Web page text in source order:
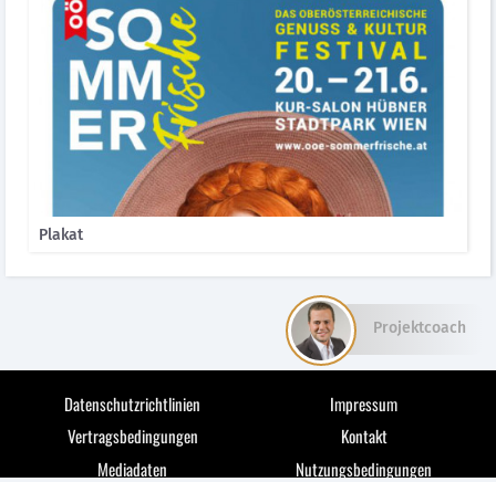
Plakat
Datenschutzrichtlinien
Impressum
Vertragsbedingungen
Kontakt
Mediadaten
Nutzungsbedingungen
Projektcoach